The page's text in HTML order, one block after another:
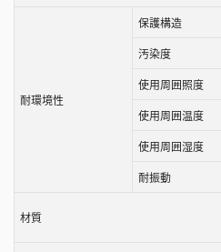
耐環境性
保護構造
汚染度
使用周囲照度
使用周囲温度
使用周囲湿度
耐振動
材質